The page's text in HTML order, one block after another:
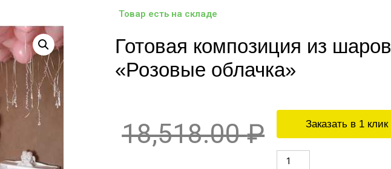
Товар есть на складе
Готовая композиция из шаров
«Розовые облачка»
18,518.00₽
Заказать в 1 клик